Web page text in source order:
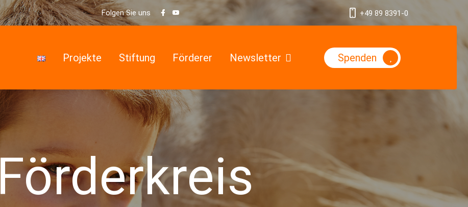
Folgen Sie uns +49 89 8391-0
<img src="data:image/
Projekte Stiftung Förderer Newsletter Spenden
Förderkreis